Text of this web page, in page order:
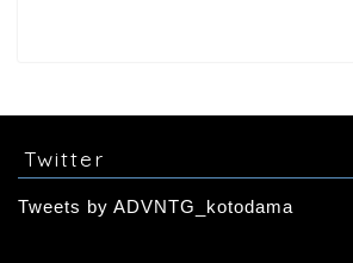
Twitter
Tweets by ADVNTG_kotodama